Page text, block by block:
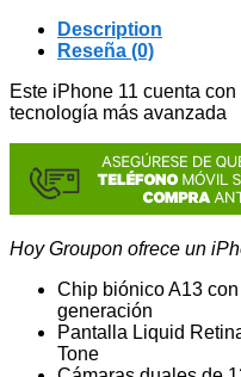
Description
Reseña (0)
Este iPhone 11 cuenta
tecnología más avanzada
Hoy Groupon ofrece un
Chip biónico A13
generación
Pantalla Liquid
Tone